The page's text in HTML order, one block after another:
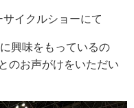
イクルショーにて
興味をもっているの
のお声がけをいただい